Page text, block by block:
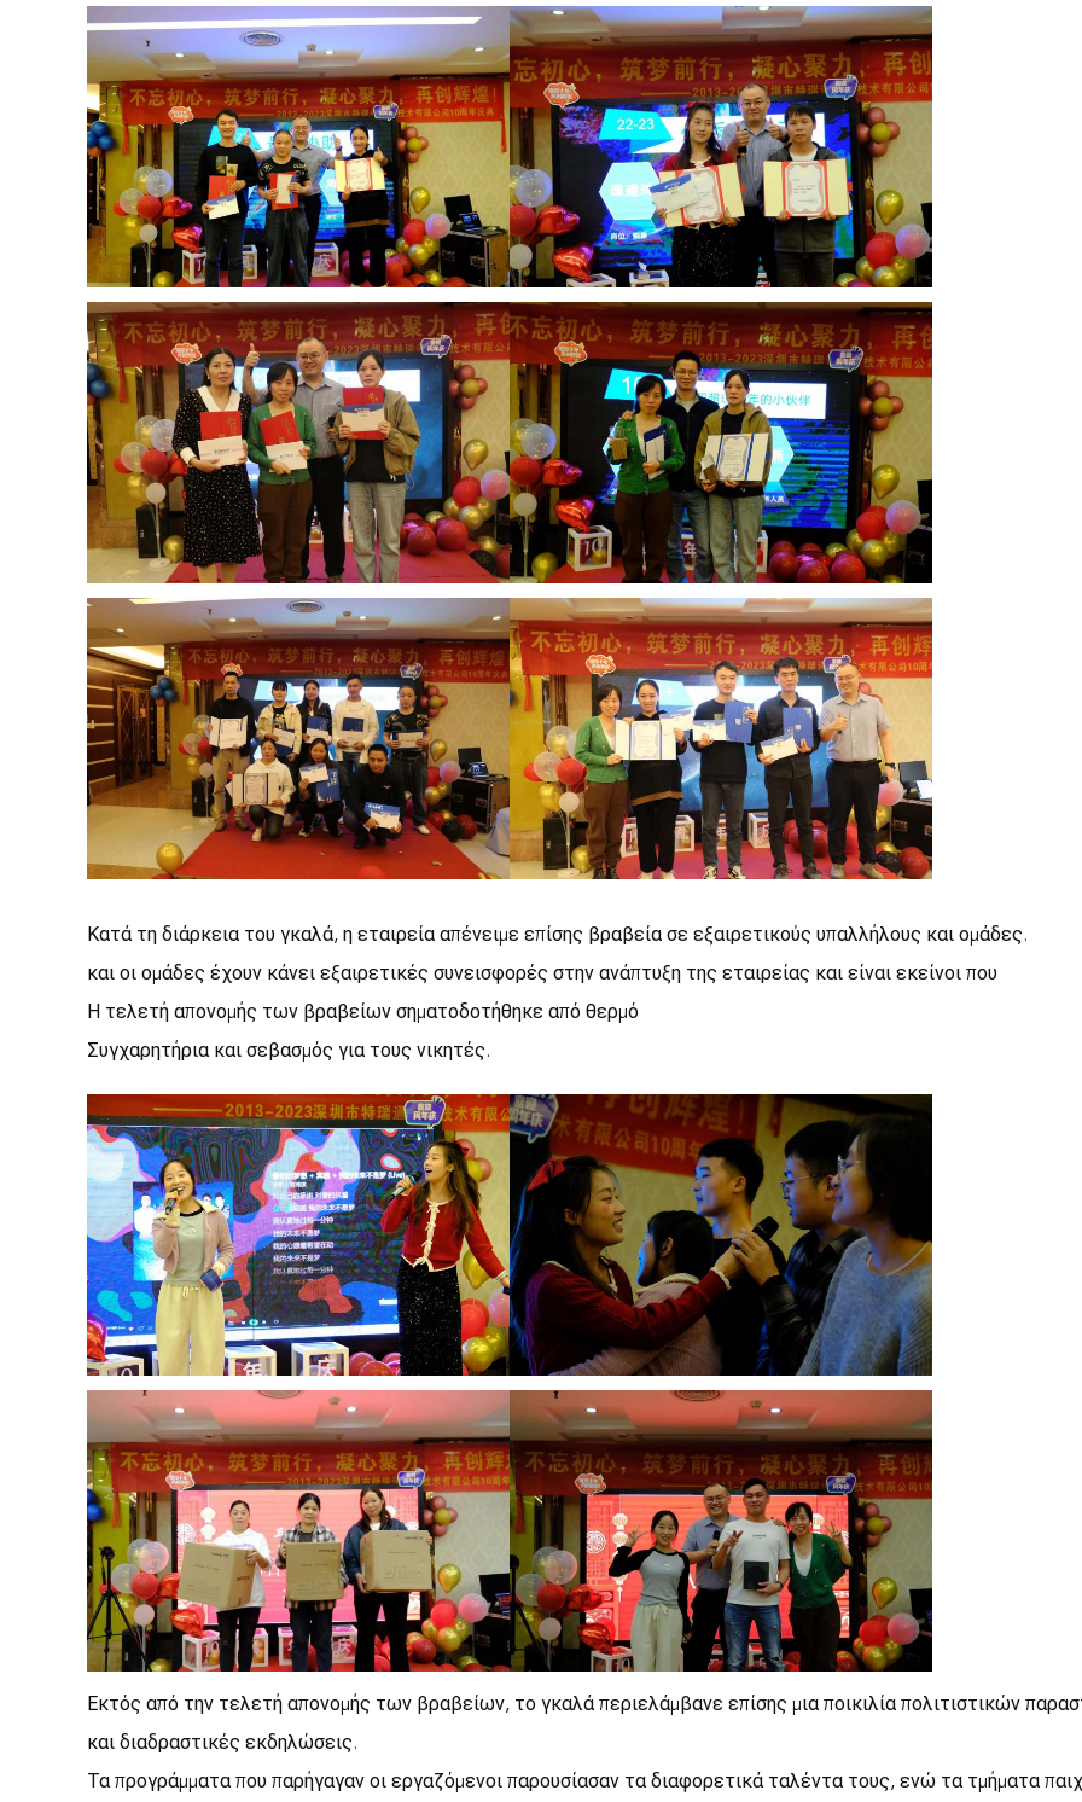
Κατά τη διάρκεια του γκαλά, η εταιρεία απένειμε επίσης βραβεία σε εξαιρετικούς υπαλλήλους και ομάδες.
και οι ομάδες έχουν κάνει εξαιρετικές συνεισφορές στην ανάπτυξη της εταιρείας και είναι εκείνοι που
Η τελετή απονομής των βραβείων σηματοδοτήθηκε από θερμό
Συγχαρητήρια και σεβασμός για τους νικητές.
Εκτός από την τελετή απονομής των βραβείων, το γκαλά περιελάμβανε επίσης μια ποικιλία πολιτιστικών
και διαδραστικές εκδηλώσεις.
Τα προγράμματα που παρήγαγαν οι εργαζόμενοι παρουσίασαν τα διαφορετικά ταλέντα τους, ενώ τα τμήματα